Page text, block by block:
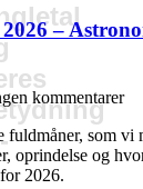
–
kommentarer
som vi
oprindelse og
2026.